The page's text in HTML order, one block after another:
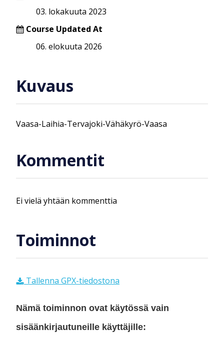
03. lokakuuta 2023
Course Updated At
06. elokuuta 2026
Kuvaus
Vaasa-Laihia-Tervajoki-Vähäkyrö-Vaasa
Kommentit
Ei vielä yhtään kommenttia
Toiminnot
Tallenna GPX-tiedostona
Nämä toiminnon ovat käytössä vain
sisäänkirjautuneille käyttäjille: